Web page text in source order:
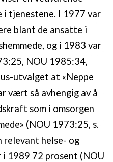
i tjenestene. I 1977 var
blant de ansatte i
og i 1983 var
NOU 1985:34,
utvalget at «Neppe
vært så avhengig av å
som i omsorgen
(NOU 1973:25, s.
relevant helse- og
1989 72 prosent (NOU